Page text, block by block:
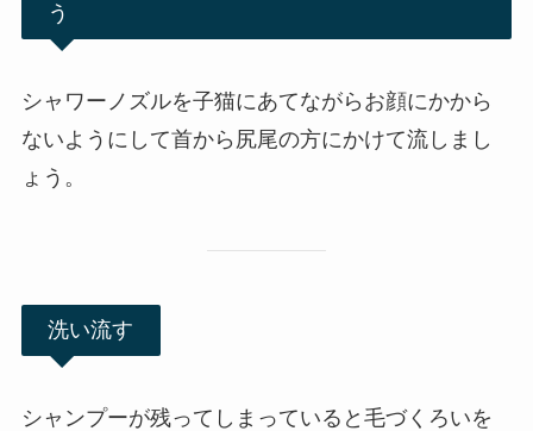
う
シャワーノズルを子猫にあてながらお顔にかから
ないようにして首から尻尾の方にかけて流しまし
ょう。
洗い流す
シャンプーが残ってしまっていると毛づくろいを